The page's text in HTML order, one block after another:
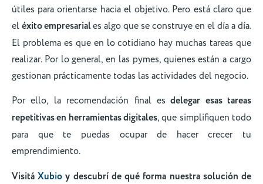
útiles para orientarse hacia el objetivo. Pero está claro que
eléxito empresariales algo que se construye en el día a día.
El problema es que en lo cotidiano hay muchas tareas que
realizar. Por lo general, en las pymes, quienes están a cargo
gestionan prácticamente todas las actividades del negocio.
Por ello, la recomendación final es delegar esas tareas
repetitivas en herramientas digitales, que simplifiquen todo
para que te puedas ocupar de hacer crecer tu
emprendimiento.
VisitáXubio y descubrí de qué forma nuestra solución de